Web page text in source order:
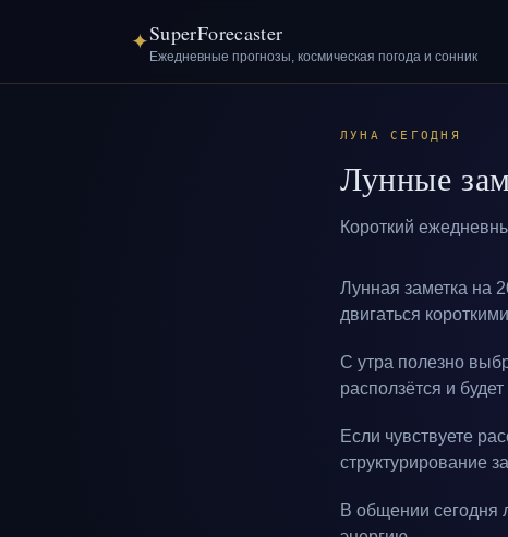
✦SuperForecaster
Ежедневные прогнозы, космическая погода и сонник
ЛУНА СЕГОДНЯ
Лунные
Короткий
Лунная заметка на
двигаться
С утра полезно
расползётся и
Если чувствуете
структурирование
В общении сегодня